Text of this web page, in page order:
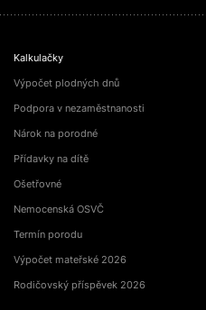
Kalkulačky
Výpočet plodných dnů
Podpora v nezaměstnanosti
Nárok na porodné
Přídavky na dítě
Ošetřovné
Nemocenská OSVČ
Termín porodu
Výpočet mateřské 2026
Rodičovský příspěvek 2026